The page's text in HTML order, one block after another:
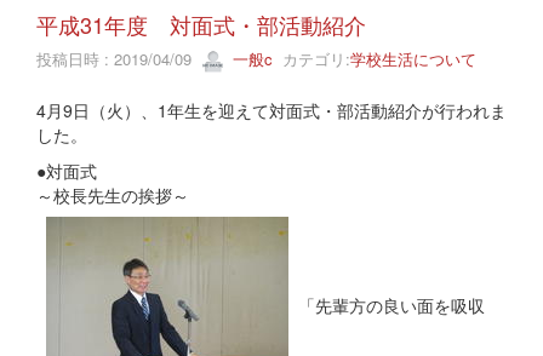
平成31年度 対面式・部活動紹介
投稿日時 : 2019/04/09 一般c カテゴリ:学校生活について
4月9日（火）、1年生を迎えて対面式・部活動紹介が行われま
した。
●対面式
～校長先生の挨拶～
「先輩方の良い面を吸収